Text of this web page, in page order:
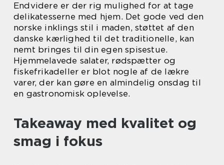
Endvidere er der rig mulighed for at tage
delikatesserne med hjem. Det gode ved den
norske inklings stil i maden, støttet af den
danske kærlighed til det traditionelle, kan
nemt bringes til din egen spisestue.
Hjemmelavede salater, rødspætter og
fiskefrikadeller er blot nogle af de lækre
varer, der kan gøre en almindelig onsdag til
en gastronomisk oplevelse.
Takeaway med kvalitet og
smag i fokus